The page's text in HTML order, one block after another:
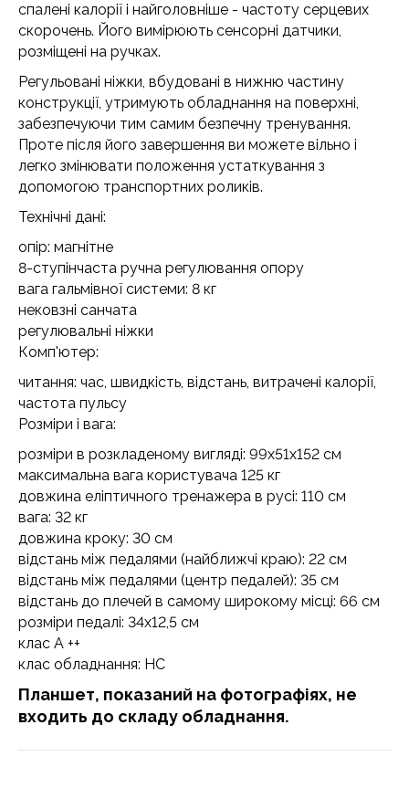
спалені калорії і найголовніше - частоту серцевих
скорочень. Його вимірюють сенсорні датчики,
розміщені на ручках.
Регульовані ніжки, вбудовані в нижню частину
конструкції, утримують обладнання на поверхні,
забезпечуючи тим самим безпечну тренування.
Проте після його завершення ви можете вільно і
легко змінювати положення устаткування з
допомогою транспортних роликів.
Технічні дані:
опір: магнітне
8-ступінчаста ручна регулювання опору
вага гальмівної системи: 8 кг
нековзні санчата
регулювальні ніжки
Комп'ютер:
читання: час, швидкість, відстань, витрачені калорії,
частота пульсу
Розміри і вага:
розміри в розкладеному вигляді: 99x51x152 см
максимальна вага користувача 125 кг
довжина еліптичного тренажера в русі: 110 см
вага: 32 кг
довжина кроку: 30 см
відстань між педалями (найближчі краю): 22 см
відстань між педалями (центр педалей): 35 см
відстань до плечей в самому широкому місці: 66 см
розміри педалі: 34х12,5 см
клас A ++
клас обладнання: HC
Планшет, показаний на фотографіях, не
входить до складу обладнання.